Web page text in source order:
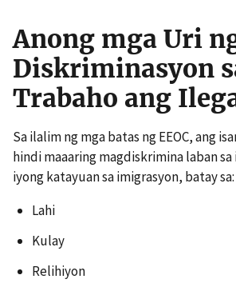
Anong mga Uri
Diskriminasyon
Trabaho ang
Sa ilalim ng mga batas ng EEOC, ang
hindi maaaring magdiskrimina laban sa
iyong katayuan sa imigrasyon, batay sa:
Lahi
Kulay
Relihiyon